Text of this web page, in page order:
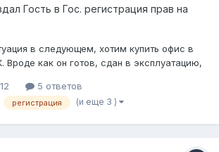
Гость в Гос. регистрация прав на
в следующем, хотим купить офис в
Вроде как он готов, сдан в эксплуатацию,
и документы на него будут
говорят заезжать и работать,
5 ответов
регистрация (и еще 3 )